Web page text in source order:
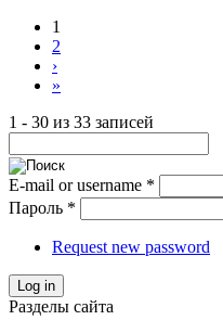
1
2
›
»
1 - 30 из 33 записей
E-mail or username *
Пароль *
Request new password
Log in
Разделы сайта